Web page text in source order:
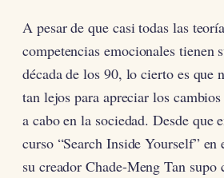
A pesar de que casi todas las
competencias emocionales tienen
década de los 90, lo cierto es que
tan lejos para apreciar los
a cabo en la sociedad. Desde que
curso “Search Inside Yourself” en
su creador Chade-Meng Tan supo